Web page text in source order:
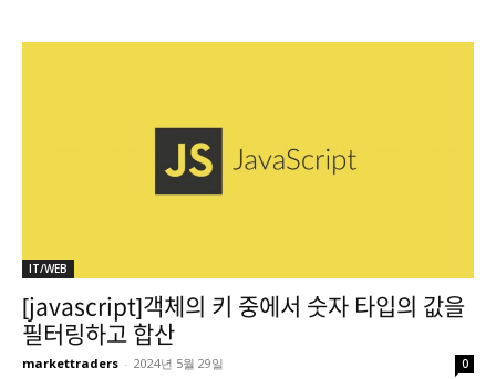
IT/WEB
[javascript]객체의 키 중에서 숫자 타입의 값을
필터링하고 합산
markettraders - 2024년 5월 29일 0